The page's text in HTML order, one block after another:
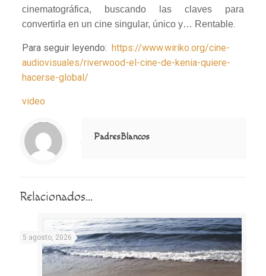
cinematográfica, buscando las claves para
convertirla en un cine singular, único y… Rentable.
Para seguir leyendo: https://www.wiriko.org/cine-
audiovisuales/riverwood-el-cine-de-kenia-quiere-
hacerse-global/
video
Notice
: Trying to access array offset on value of type null in
/home/misioner/public_html/padresblancos/themes/betheme/includes/content-single.php
on line
286
PadresBlancos
Relacionados...
5 agosto, 2026